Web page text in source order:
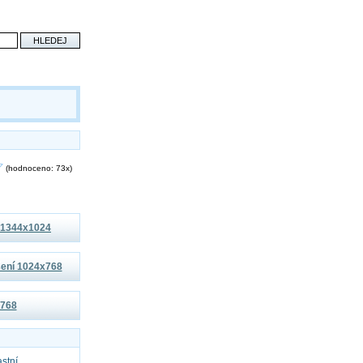
(hodnoceno: 73x)
1024x768